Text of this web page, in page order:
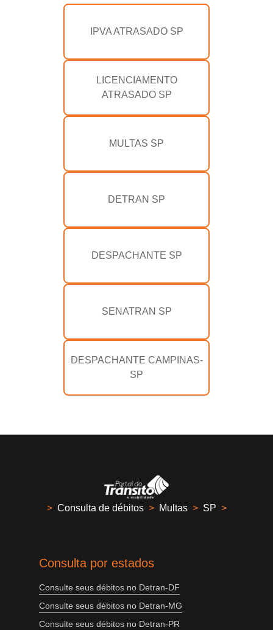
IPVA ATRASADO SP
LICENCIAMENTO
ATRASADO SP
MULTAS SP
DETRAN SP
DESPACHANTE SP
SENATRAN SP
DESPACHANTE CAMPINAS-
SP
> Consulta de débitos > Multas > SP >
Consulta por estados
Consulte seus débitos no Detran-DF
Consulte seus débitos no Detran-MG
Consulte seus débitos no Detran-PR